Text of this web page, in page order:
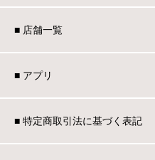
■ 店舗一覧
■ アプリ
■ 特定商取引法に基づく表記